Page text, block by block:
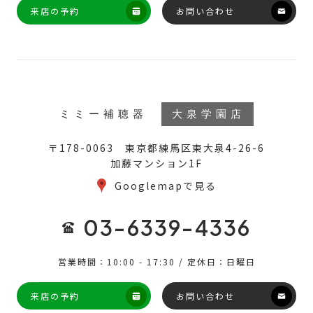
来店の予約 お問い合わせ
ミミー補聴器 大泉学園店
〒178-0063 東京都練馬区東大泉4-26-6
加藤マンション1F
Googlemapで見る
03-6339-4336
営業時間：10:00 - 17:30 / 定休日：日曜日
来店の予約 お問い合わせ